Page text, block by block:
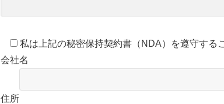
私は上記の秘密保持契約書（NDA）を遵守する
会社名
住所